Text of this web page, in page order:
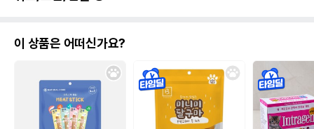
이 상품은 어떠신가요?